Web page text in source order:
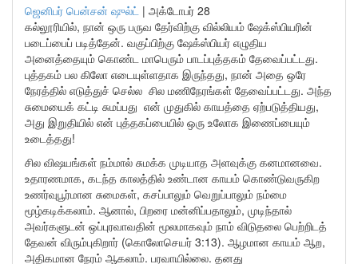
ஜெனிபர் பென்சன் ஷுல்ட் | அக்டோபர் 28
கல்லூரியில், நான் ஒரு பருவ தேர்விற்கு வில்லியம் ஷேக்ஸ்பியரின்
படைப்பைப் படித்தேன். வகுப்பிற்கு ஷேக்ஸ்பியர் எழுதிய
அனைத்தையும் கொண்ட மாபெரும் பாடப்புத்தகம் தேவைப்பட்டது.
புத்தகம் பல கிலோ எடையுள்ளதாக இருந்தது, நான் அதை ஒரே
நேரத்தில் எடுத்துச் செல்ல சில மணிநேரங்கள் தேவைப்பட்டது. அந்த
சுமையைக் கட்டி சுமப்பது என் முதுகில் காயத்தை ஏற்படுத்தியது,
அது இறுதியில் என் புத்தகப்பையில் ஒரு உலோக இணைப்பையும்
உடைத்தது!
சில விஷயங்கள் நம்மால் சுமக்க முடியாத அளவுக்கு கனமானவை.
உதாரணமாக, கடந்த காலத்தில் உண்டான காயம் கொண்டுவருகிற
உணர்வுபூர்மான சுமைகள், கசப்பாலும் வெறுப்பாலும் நம்மை
மூழ்கடிக்கலாம். ஆனால், பிறரை மன்னிப்பதாலும், முடிந்தால்
அவர்களுடன் ஒப்புரவாவதின் மூலமாகவும் நாம் விடுதலை பெற்றிடத்
தேவன் விரும்புகிறார் (கொலோசெயர் 3:13). ஆழமான காயம் ஆற,
அதிகமான நேரம் ஆகலாம். பரவாயில்லை. தனது